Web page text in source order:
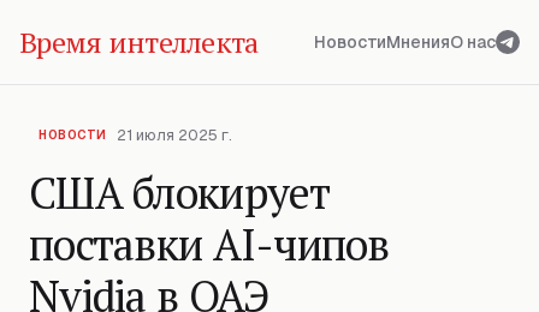
Время интеллекта НовостиМненияО нас
НОВОСТИ 21 июля 2025 г.
США блокирует
поставки AI-чипов
Nvidia в ОАЭ